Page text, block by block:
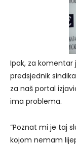
Ipak, za komentar
predsjednik
za naš portal
ima problema.
“Poznat mi je taj
kojom nemam